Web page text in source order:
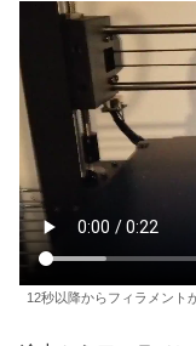
12秒以降からフィラメント